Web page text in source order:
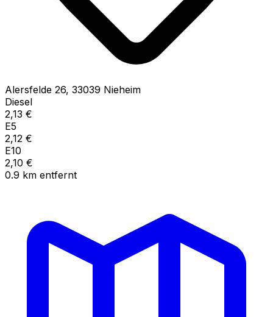
Alersfelde 26, 33039 Nieheim
Diesel
2,13 €
E5
2,12 €
E10
2,10 €
0.9 km entfernt